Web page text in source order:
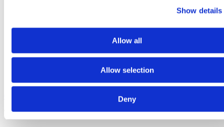
Show details
Allow all
Allow selection
Deny
Ga naar het begin van de afbeeldingen-gallerij
Tepelvoeringen